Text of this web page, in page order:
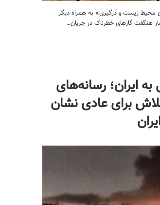
محیط زیست و درگیری» به همراه دیگر
هنگفت گازهای خطرناک در جریان…
ایران؛ رسانه‌های
برای عادی نشان